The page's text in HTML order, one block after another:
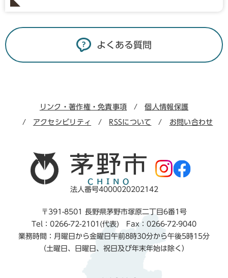
よくある質問
リンク・著作権・免責事項 個人情報保護
アクセシビリティ RSSについて お問い合わせ
法人番号4000020202142
〒391-8501 長野県茅野市塚原二丁目6番1号
Tel：0266-72-2101(代表) Fax：0266-72-9040
業務時間：月曜日から金曜日午前8時30分から午後5時15分
（土曜日、日曜日、祝日及び年末年始は除く）